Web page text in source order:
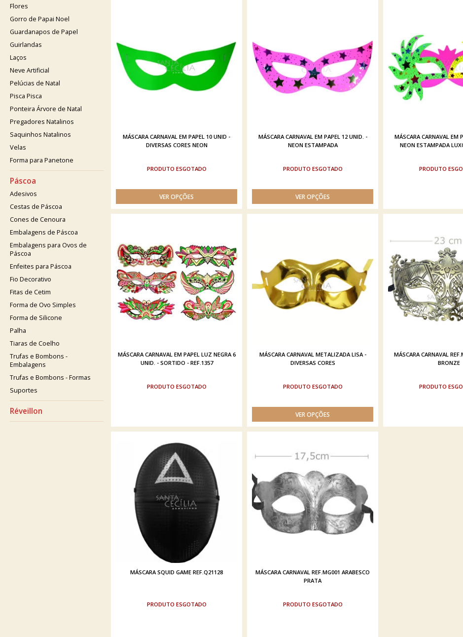
Flores
Gorro de Papai Noel
Guardanapos de Papel
Guirlandas
Laços
Neve Artificial
Pelúcias de Natal
Pisca Pisca
Ponteira Árvore de Natal
Pregadores Natalinos
Saquinhos Natalinos
Velas
Forma para Panetone
Páscoa
Adesivos
Cestas de Páscoa
Cones de Cenoura
Embalagens de Páscoa
Embalagens para Ovos de
Páscoa
Enfeites para Páscoa
Fio Decorativo
Fitas de Cetim
Forma de Ovo Simples
Forma de Silicone
Palha
Tiaras de Coelho
Trufas e Bombons -
Embalagens
Trufas e Bombons - Formas
Suportes
Réveillon
MÁSCARA CARNAVAL EM PAPEL 10 UNID -
DIVERSAS CORES NEON
ESGOTADO
MÁSCARA CARNAVAL EM PAPEL 12 UNID. -
NEON ESTAMPADA
ESGOTADO
MÁSCARA CARNAVAL EM
NEON ESTAMPADA
MÁSCARA CARNAVAL EM PAPEL LUZ NEGRA 6
UNID. - SORTIDO - REF.1357
ESGOTADO
MÁSCARA CARNAVAL METALIZADA LISA -
DIVERSAS CORES
ESGOTADO
MÁSCARA CARNAVAL
BRONZE
MÁSCARA SQUID GAME REF.Q21128
ESGOTADO
MÁSCARA CARNAVAL REF.MG001 ARABESCO
PRATA
ESGOTADO